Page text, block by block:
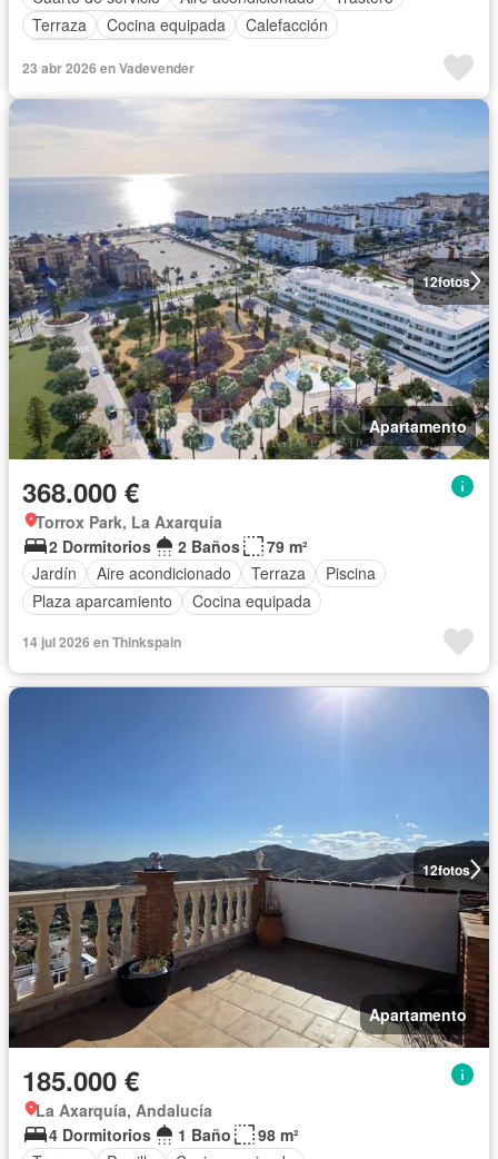
Terraza
Cocina equipada
Calefacción
23 abr 2026 en Vadevender
12fotos
Apartamento
368.000 €
Torrox Park, La Axarquía
2 Dormitorios
2 Baños
79 m²
Jardín
Aire acondicionado Terraza
Piscina
Plaza aparcamiento
Cocina equipada
14 jul 2026 en Thinkspain
12fotos
Apartamento
185.000 €
La Axarquía, Andalucía
4 Dormitorios
1 Baño
98 m²